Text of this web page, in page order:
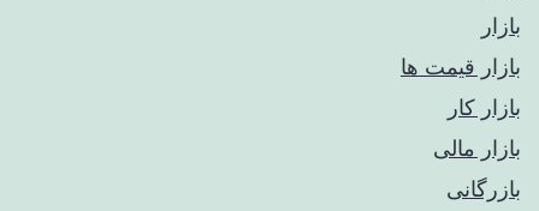
بازار
بازار قیمت ها
بازار کار
بازار مالی
بازرگانی